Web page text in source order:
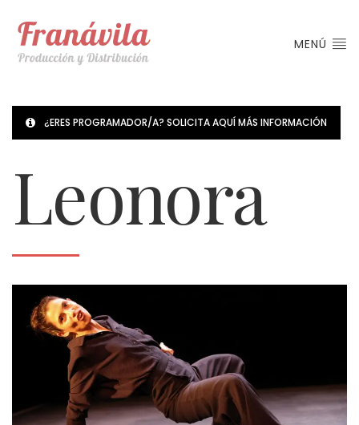
MENÚ
¿ERES PROGRAMADOR/A? SOLICITA AQUÍ MÁS INFORMACIÓN
Leonora